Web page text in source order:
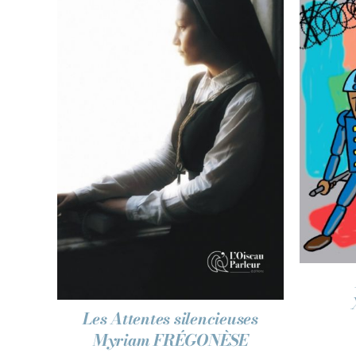
AJOUTER AU PANIER
/
APERÇU
Les Attentes silencieuses
Myriam FRÉGONÈSE